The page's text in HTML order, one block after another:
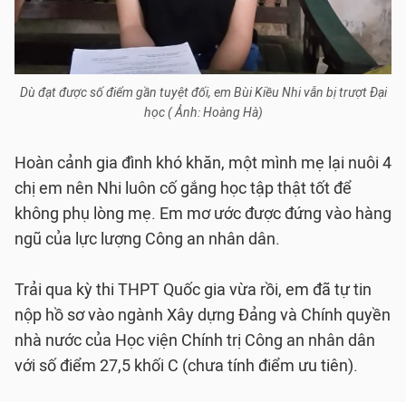
Dù đạt được số điểm gần tuyệt đối, em Bùi Kiều Nhi vẫn bị trượt Đại
học ( Ảnh: Hoàng Hà)
Hoàn cảnh gia đình khó khăn, một mình mẹ lại nuôi 4
chị em nên Nhi luôn cố gắng học tập thật tốt để
không phụ lòng mẹ. Em mơ ước được đứng vào hàng
ngũ của lực lượng Công an nhân dân.
Trải qua kỳ thi THPT Quốc gia vừa rồi, em đã tự tin
nộp hồ sơ vào ngành Xây dựng Đảng và Chính quyền
nhà nước của Học viện Chính trị Công an nhân dân
với số điểm 27,5 khối C (chưa tính điểm ưu tiên).